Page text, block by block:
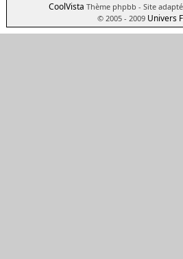
CoolVista Thème phpbb - Site
© 2005 - 2009 Univers